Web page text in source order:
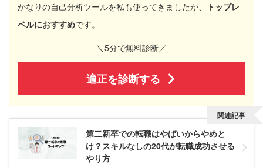
かなりの自己分析ツールを私も使ってきましたが、
トップレ
ベルにおすすめです。
＼5分で無料診断／
適正を診断する
第二新卒での転職はやばいからやめと
け？スキルなしの20代が転職成功させる
やり方
関連記事